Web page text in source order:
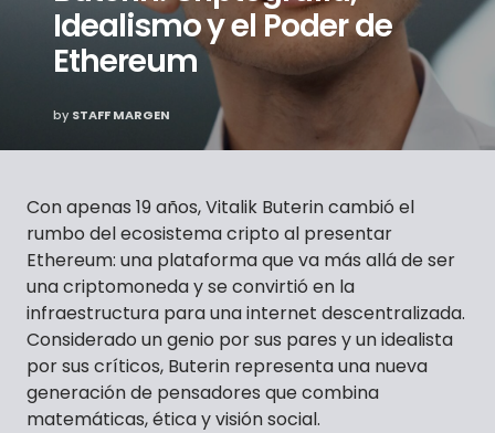
Idealismo y el Poder de
Ethereum
by STAFF MARGEN
Con apenas 19 años, Vitalik Buterin cambió el
rumbo del ecosistema cripto al presentar
Ethereum: una plataforma que va más allá de ser
una criptomoneda y se convirtió en la
infraestructura para una internet descentralizada.
Considerado un genio por sus pares y un idealista
por sus críticos, Buterin representa una nueva
generación de pensadores que combina
matemáticas, ética y visión social.